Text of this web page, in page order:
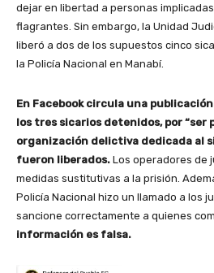
dejar en libertad a personas
flagrantes. Sin embargo, la Unidad
liberó a dos de los supuestos cinco
la Policía Nacional en Manabí.
En Facebook circula una
los tres sicarios detenidos, por “ser
organización delictiva dedicada al
fueron liberados. Los operadores de
medidas sustitutivas a la prisión.
Policía Nacional hizo un llamado a los
sancione correctamente a quienes
información es falsa.